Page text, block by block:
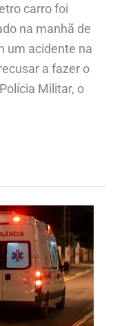
carro foi
na manhã de
um acidente na
a fazer o
Militar, o